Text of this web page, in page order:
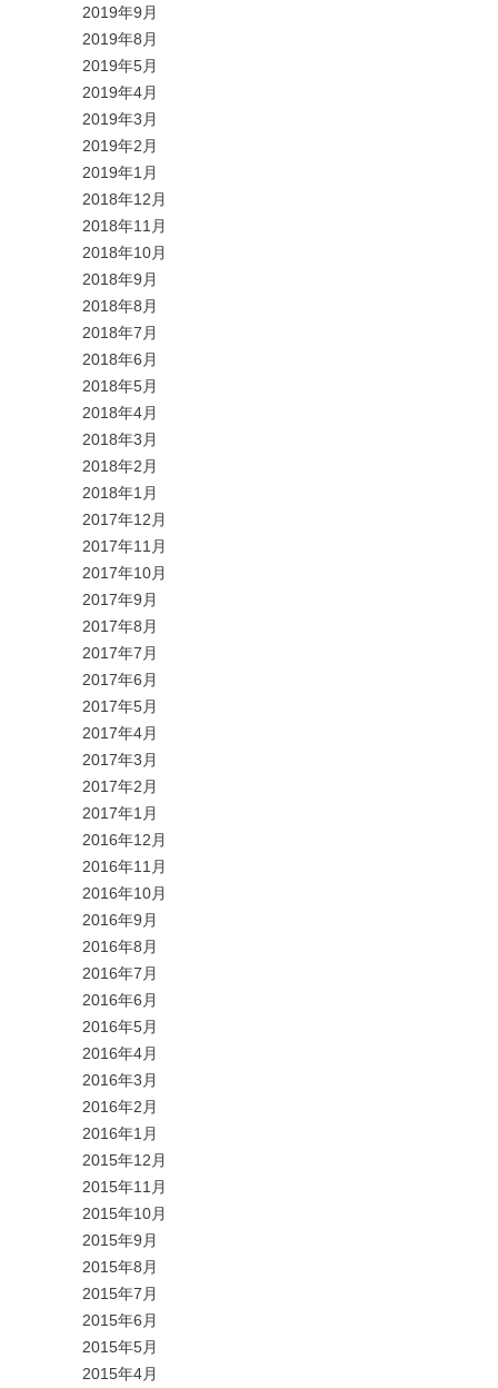
2019年9月
2019年8月
2019年5月
2019年4月
2019年3月
2019年2月
2019年1月
2018年12月
2018年11月
2018年10月
2018年9月
2018年8月
2018年7月
2018年6月
2018年5月
2018年4月
2018年3月
2018年2月
2018年1月
2017年12月
2017年11月
2017年10月
2017年9月
2017年8月
2017年7月
2017年6月
2017年5月
2017年4月
2017年3月
2017年2月
2017年1月
2016年12月
2016年11月
2016年10月
2016年9月
2016年8月
2016年7月
2016年6月
2016年5月
2016年4月
2016年3月
2016年2月
2016年1月
2015年12月
2015年11月
2015年10月
2015年9月
2015年8月
2015年7月
2015年6月
2015年5月
2015年4月